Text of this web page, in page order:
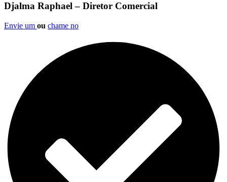
Djalma Raphael – Diretor Comercial
Envie um ou chame no